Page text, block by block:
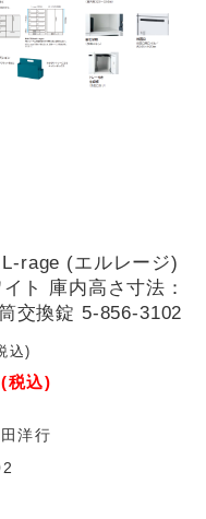
rage (エルレージ)
ト 庫内高さ寸法：
交換錠 5-856-3102
込)
(税込)
洋行